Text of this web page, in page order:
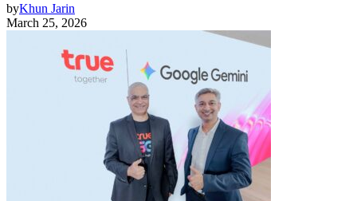
byKhun Jarin
March 25, 2026